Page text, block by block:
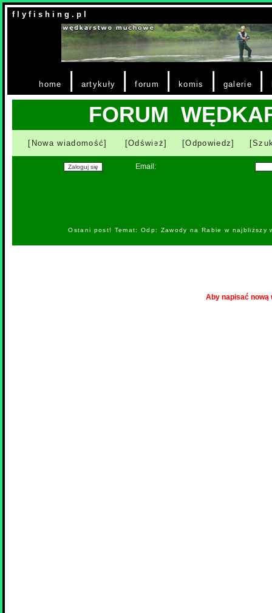
f l y f i s h i n g . p l
home | artykuły |forum | komis | galerie |
FORUM
[Nowa wiadomość] [Odśwież] [Odpowiedz]
Email:
Ostani post! Temat: Odp: Zawody na Rabie w
Aby napisać nową